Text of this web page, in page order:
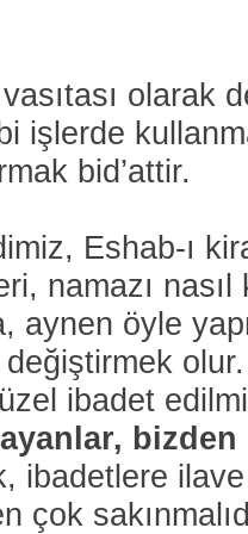
olarak
işlerde
bid’attir.
Eshab-ı
namazı nasıl
aynen öyle
ibadet
ibadetlere
çok